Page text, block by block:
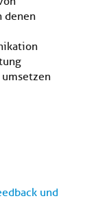
denen
und